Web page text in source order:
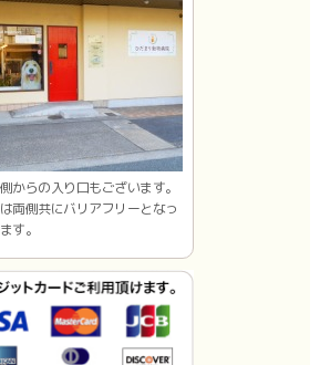
からの入り口もございます。
両側共にバリアフリーとなっ
す。